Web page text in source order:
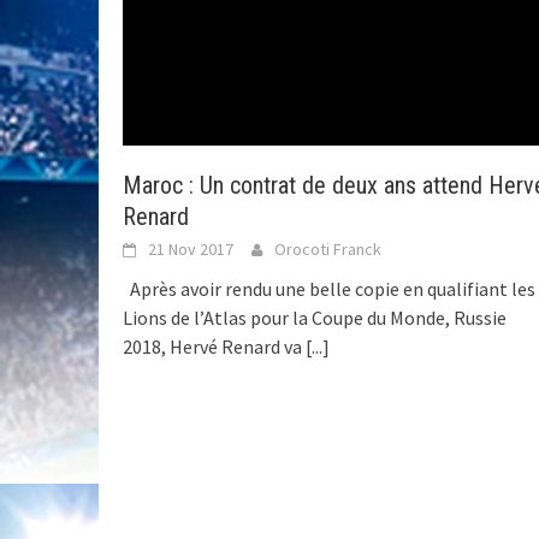
Maroc : Un contrat de deux ans attend
Renard
21 Nov 2017 Orocoti Franck
Après avoir rendu une belle copie en qualifiant les
Lions de l’Atlas pour la Coupe du Monde, Russie
2018, Hervé Renard va [...]